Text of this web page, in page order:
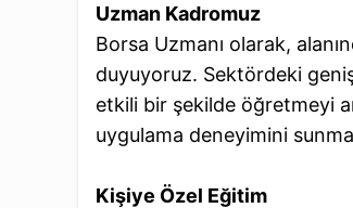
Uzman Kadromuz
Borsa Uzmanı olarak,
duyuyoruz. Sektördeki geniş
etkili bir şekilde öğretmeyi
uygulama deneyimini
Kişiye Özel Eğitim